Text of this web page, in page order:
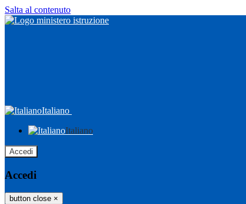
Salta al contenuto
Italiano
Italiano
Accedi
Accedi
button close ×